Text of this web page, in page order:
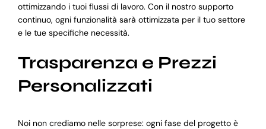
ottimizzando i tuoi flussi di lavoro. Con il nostro supporto
continuo, ogni funzionalità sarà ottimizzata per il tuo settore
e le tue specifiche necessità.
Trasparenza e Prezzi
Personalizzati
Noi non crediamo nelle sorprese: ogni fase del progetto è